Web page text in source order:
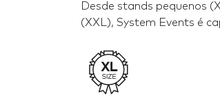
Desde stands pequenos
(XXL), System Events é